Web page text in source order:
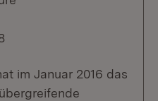
im Januar 2016 das